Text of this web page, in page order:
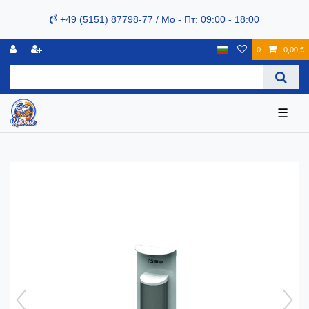
+49 (5151) 87798-77 / Mo - Пт: 09:00 - 18:00
0 0,00 €
☰